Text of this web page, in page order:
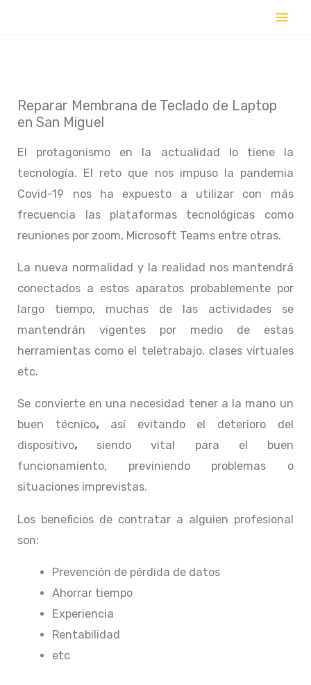
Reparar Membrana de Teclado de Laptop
en San Miguel
El protagonismo en la actualidad lo tiene la
tecnología. El reto que nos impuso la pandemia
Covid-19 nos ha expuesto a utilizar con más
frecuencia las plataformas tecnológicas como
reuniones por zoom, Microsoft Teams entre otras.
La nueva normalidad y la realidad nos mantendrá
conectados a estos aparatos probablemente por
largo tiempo, muchas de las actividades se
mantendrán vigentes por medio de estas
herramientas como el teletrabajo, clases virtuales
etc.
Se convierte en una necesidad tener a la mano un
buen técnico, así evitando el deterioro del
dispositivo, siendo vital para el buen
funcionamiento, previniendo problemas o
situaciones imprevistas.
Los beneficios de contratar a alguien profesional
son:
Prevención de pérdida de datos
Ahorrar tiempo
Experiencia
Rentabilidad
etc